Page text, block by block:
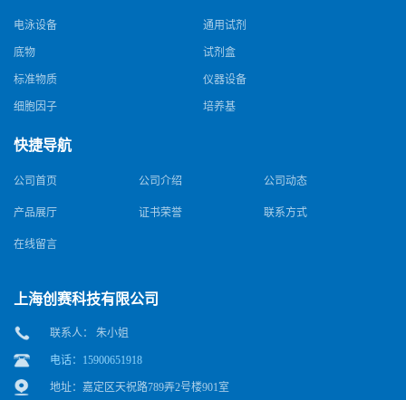
电泳设备 通用试剂
底物 试剂盒
标准物质 仪器设备
细胞因子 培养基
快捷导航
公司首页 公司介绍 公司动态
产品展厅 证书荣誉 联系方式
在线留言
上海创赛科技有限公司
联系人： 朱小姐
电话：15900651918
地址：嘉定区天祝路789弄2号楼901室